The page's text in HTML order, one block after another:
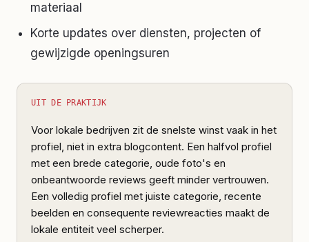
materiaal
Korte updates over diensten, projecten of
gewijzigde openingsuren
UIT DE PRAKTIJK
Voor lokale bedrijven zit de snelste winst vaak in het
profiel, niet in extra blogcontent. Een halfvol profiel
met een brede categorie, oude foto's en
onbeantwoorde reviews geeft minder vertrouwen.
Een volledig profiel met juiste categorie, recente
beelden en consequente reviewreacties maakt de
lokale entiteit veel scherper.